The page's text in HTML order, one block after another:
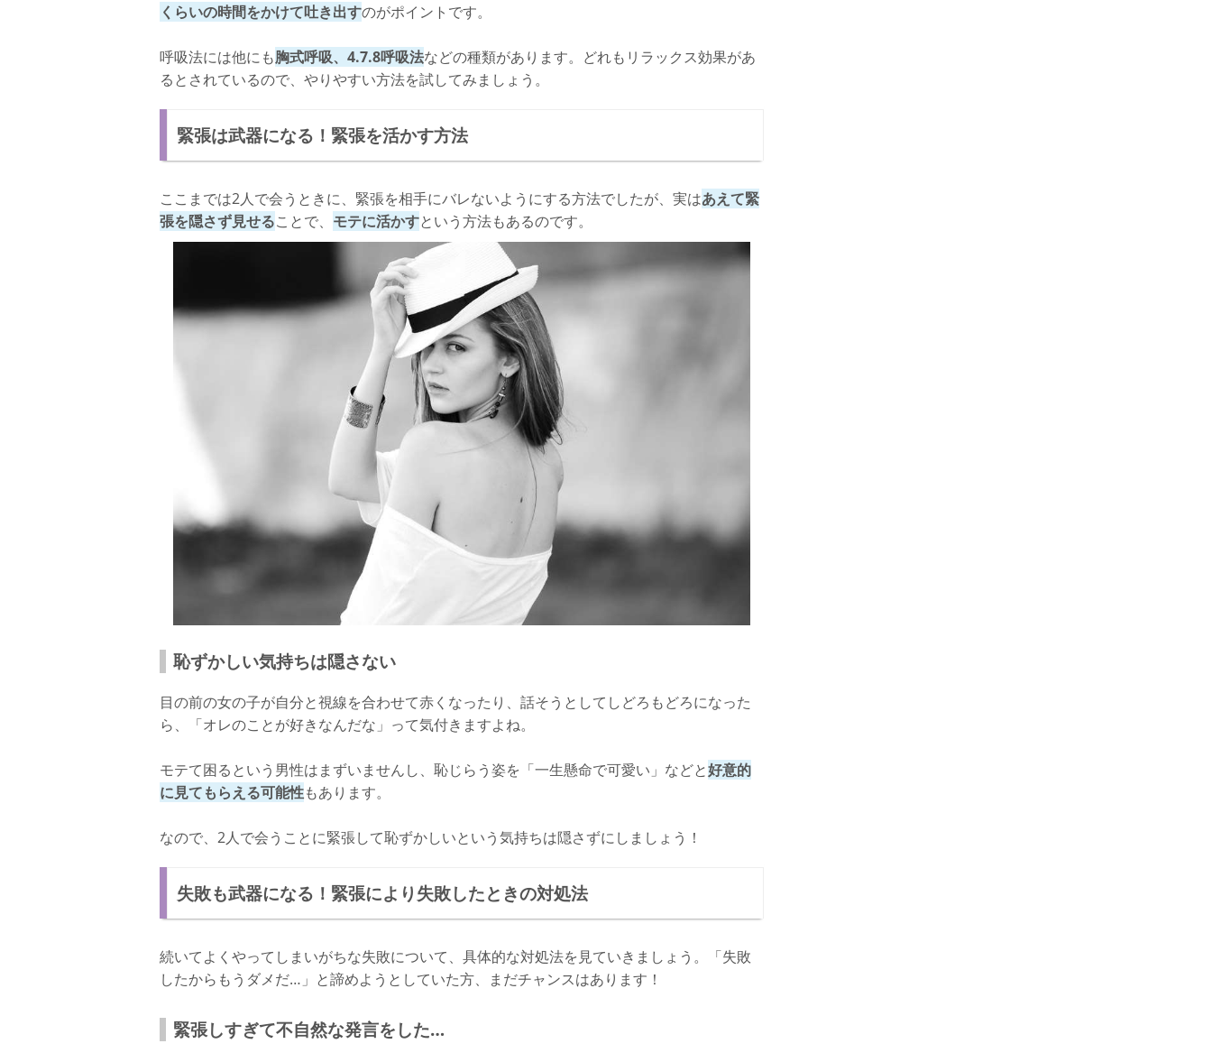
くらいの時間をかけて吐き出すのがポイントです。
呼吸法には他にも胸式呼吸、4.7.8呼吸法などの種類があります。どれもリラックス効果があ
るとされているので、やりやすい方法を試してみましょう。
緊張は武器になる！緊張を活かす方法
ここまでは2人で会うときに、緊張を相手にバレないようにする方法でしたが、実はあえて緊
張を隠さず見せることで、 モテに活かすという方法もあるのです。
恥ずかしい気持ちは隠さない
目の前の女の子が自分と視線を合わせて赤くなったり、話そうとしてしどろもどろになった
ら、「オレのことが好きなんだな」って気付きますよね。
モテて困るという男性はまずいませんし、恥じらう姿を「一生懸命で可愛い」などと好意的
に見てもらえる可能性もあります。
なので、2人で会うことに緊張して恥ずかしいという気持ちは隠さずにしましょう！
失敗も武器になる！緊張により失敗したときの対処法
続いてよくやってしまいがちな失敗について、具体的な対処法を見ていきましょう。「失敗
したからもうダメだ…」と諦めようとしていた方、まだチャンスはあります！
緊張しすぎて不自然な発言をした…